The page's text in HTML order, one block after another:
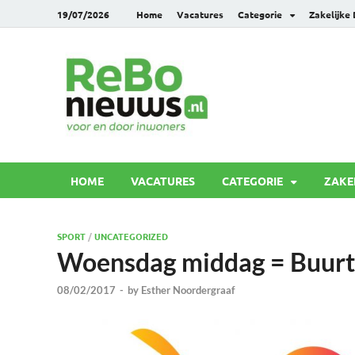
19/07/2026 Home Vacatures Categorie Zakelijke
HOME VACATURES CATEGORIE
SPORT /UNCATEGORIZED
Woensdag middag =
08/02/2017 - by Esther Noordergraaf